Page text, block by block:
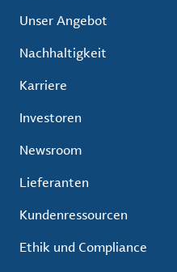
Unser Angebot
Nachhaltigkeit
Karriere
Investoren
Newsroom
Lieferanten
Kundenressourcen
Ethik und Compliance